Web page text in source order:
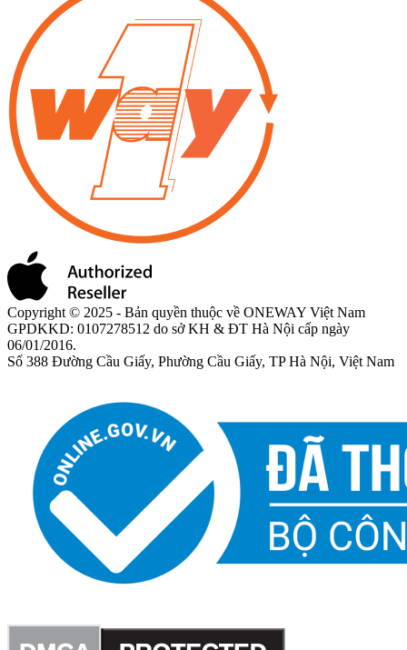
Copyright © 2025 - Bản quyền thuộc về ONEWAY Việt Nam
GPDKKD: 0107278512 do sở KH & ĐT Hà Nội cấp ngày
06/01/2016.
Số 388 Đường Cầu Giấy, Phường Cầu Giấy, TP Hà Nội, Việt Nam